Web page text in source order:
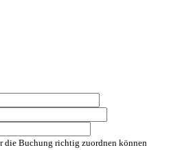
die Buchung richtig zuordnen können